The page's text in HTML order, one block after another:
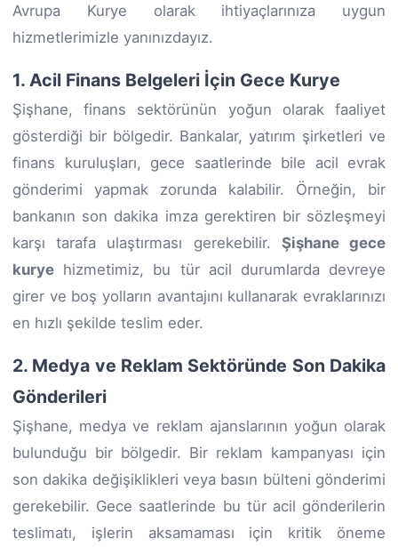
Avrupa Kurye olarak ihtiyaçlarınıza uygun
hizmetlerimizle yanınızdayız.
1. Acil Finans Belgeleri İçin Gece Kurye
Şişhane, finans sektörünün yoğun olarak faaliyet
gösterdiği bir bölgedir. Bankalar, yatırım şirketleri ve
finans kuruluşları, gece saatlerinde bile acil evrak
gönderimi yapmak zorunda kalabilir. Örneğin, bir
bankanın son dakika imza gerektiren bir sözleşmeyi
karşı tarafa ulaştırması gerekebilir. Şişhane gece
kurye hizmetimiz, bu tür acil durumlarda devreye
girer ve boş yolların avantajını kullanarak evraklarınızı
en hızlı şekilde teslim eder.
2. Medya ve Reklam Sektöründe Son Dakika
Gönderileri
Şişhane, medya ve reklam ajanslarının yoğun olarak
bulunduğu bir bölgedir. Bir reklam kampanyası için
son dakika değişiklikleri veya basın bülteni gönderimi
gerekebilir. Gece saatlerinde bu tür acil gönderilerin
teslimatı, işlerin aksamaması için kritik öneme